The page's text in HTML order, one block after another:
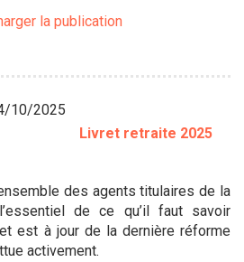
la publication
10/2025
Livret retraite 2025
des agents titulaires de la
de ce qu’il faut savoir
est à jour de la dernière réforme
activement.